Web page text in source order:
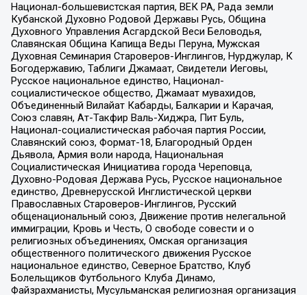
Национал-большевистская партия, ВЕК РА, Рада земли
Кубанской Духовно Родовой Державы Русь, Община
Духовного Управления Асгардской Веси Беловодья,
Славянская Община Капища Веды Перуна, Мужская
Духовная Семинария Староверов-Инглингов, Нурджулар, К
Богодержавию, Таблиги Джамаат, Свидетели Иеговы,
Русское национальное единство, Национал-
социалистическое общество, Джамаат мувахидов,
Объединенный Вилайат Кабарды, Балкарии и Карачая,
Союз славян, Ат-Такфир Валь-Хиджра, Пит Буль,
Национал-социалистическая рабочая партия России,
Славянский союз, Формат-18, Благородный Орден
Дьявола, Армия воли народа, Национальная
Социалистическая Инициатива города Череповца,
Духовно-Родовая Держава Русь, Русское национальное
единство, Древнерусской Инглистической церкви
Православных Староверов-Инглингов, Русский
общенациональный союз, Движение против нелегальной
иммиграции, Кровь и Честь, О свободе совести и о
религиозных объединениях, Омская организация
общественного политического движения Русское
национальное единство, Северное Братство, Клуб
Болельщиков Футбольного Клуба Динамо,
Файзрахманисты, Мусульманская религиозная организация